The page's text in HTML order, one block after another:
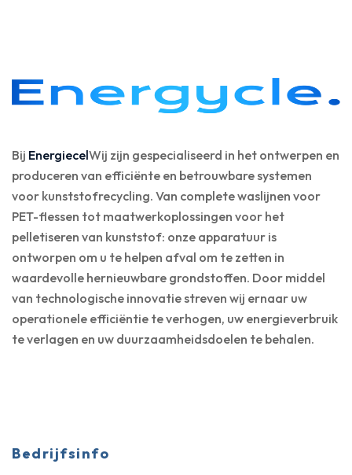
Bij EnergiecelWij zijn gespecialiseerd in het ontwerpen en
produceren van efficiënte en betrouwbare systemen
voor kunststofrecycling. Van complete waslijnen voor
PET-flessen tot maatwerkoplossingen voor het
pelletiseren van kunststof: onze apparatuur is
ontworpen om u te helpen afval om te zetten in
waardevolle hernieuwbare grondstoffen. Door middel
van technologische innovatie streven wij ernaar uw
operationele efficiëntie te verhogen, uw energieverbruik
te verlagen en uw duurzaamheidsdoelen te behalen.
Bedrijfsinfo